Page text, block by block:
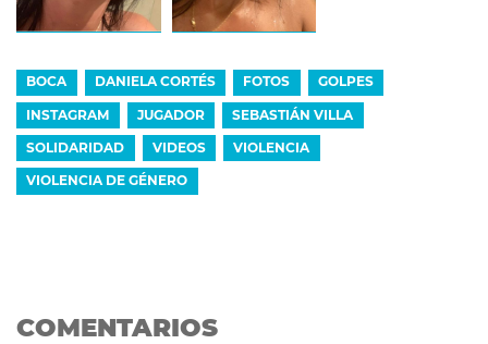
BOCA DANIELA CORTÉS FOTOS GOLPES
INSTAGRAM JUGADOR SEBASTIÁN VILLA
SOLIDARIDAD VIDEOS VIOLENCIA
VIOLENCIA DE GÉNERO
COMENTARIOS